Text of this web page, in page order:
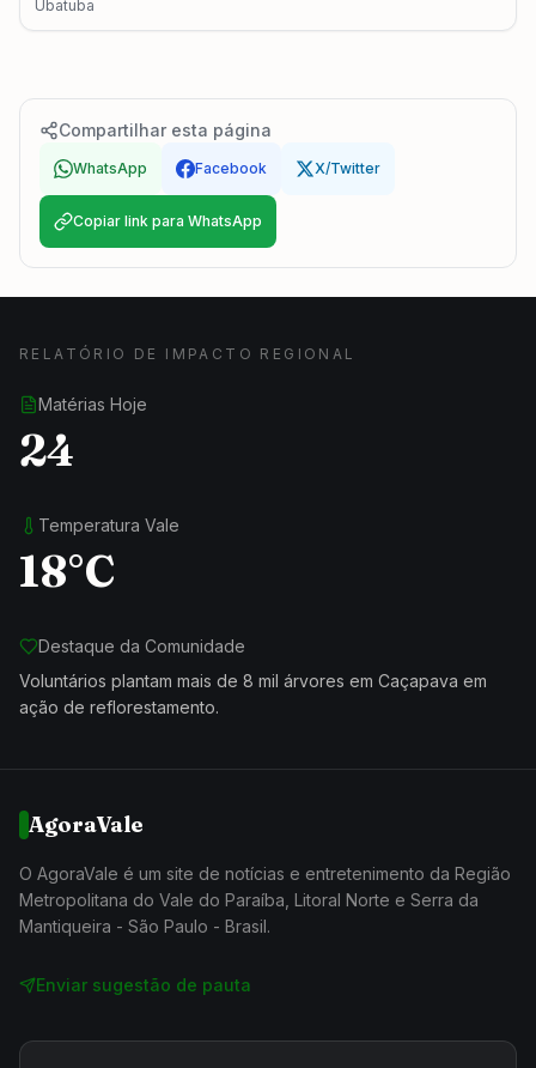
Ubatuba
Compartilhar esta página
WhatsApp Facebook X/Twitter
Copiar link para WhatsApp
RELATÓRIO DE IMPACTO REGIONAL
Matérias Hoje
24
Temperatura Vale
18°C
Destaque da Comunidade
Voluntários plantam mais de 8 mil árvores em Caçapava em
ação de reflorestamento.
AgoraVale
O AgoraVale é um site de notícias e entretenimento da Região
Metropolitana do Vale do Paraíba, Litoral Norte e Serra da
Mantiqueira - São Paulo - Brasil.
Enviar sugestão de pauta